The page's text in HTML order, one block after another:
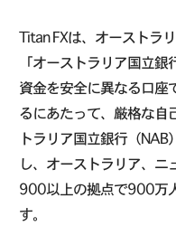
Titan FXは、オーストラ
「オーストラリア国立
資金を安全に異なる口座
るにあたって、厳格な自
トラリア国立銀行（
し、オーストラリア、ニ
900以上の拠点で900万
す。